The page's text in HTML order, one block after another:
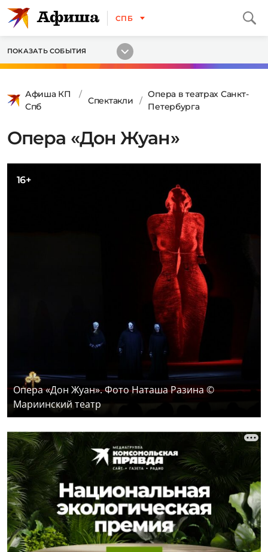
СПБ
ПОКАЗАТЬ СОБЫТИЯ
Афиша КП
Спб
Спектакли
Опера в театрах Санкт-
Петербурга
Опера «Дон Жуан»
16+
Опера «Дон Жуан». Фото Наташа Разина ©
Мариинский театр